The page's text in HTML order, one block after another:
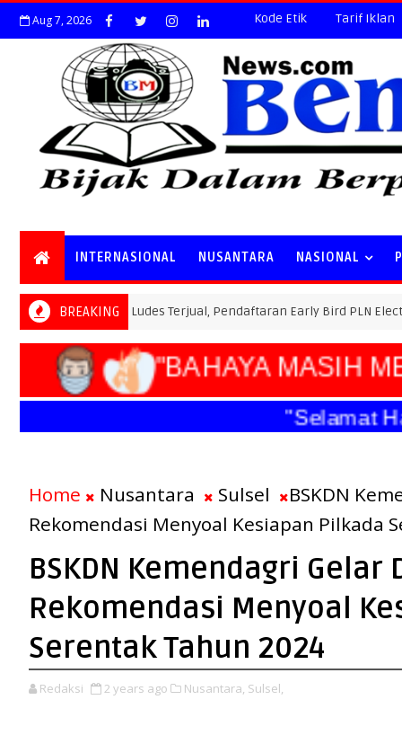
Aug 7, 2026 Kode Etik Tarif Iklan
INTERNASIONAL NUSANTARA NASIONAL
BREAKING
Ticket Ludes Terjual, Pendaftaran Early Bird PLN Electric Run
"BAHAYA MASIH
"Selamat
Home Nusantara Sulsel
BSKDN
Rekomendasi Menyoal Kesiapan Pilkada
BSKDN Kemendagri Gelar
Rekomendasi Menyoal
Serentak Tahun 2024
Redaksi 2 years ago Nusantara, Sulsel,